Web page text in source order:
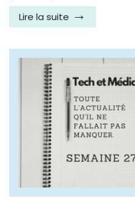
Lire la suite